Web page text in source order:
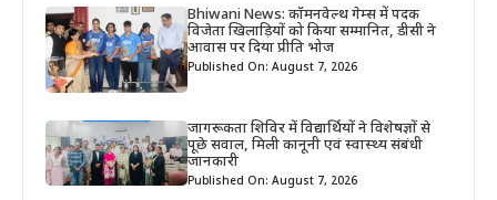
Bhiwani News: कॉमनवेल्थ गेम्स में पदक
विजेता खिलाड़ियों को किया सम्मानित, डीसी ने
आवास पर दिया प्रीति भोज
Published On: August 7, 2026
जागरूकता शिविर में विद्यार्थियों ने विशेषज्ञों से
पूछे सवाल, मिली कानूनी एवं स्वास्थ्य संबंधी
जानकारी
Published On: August 7, 2026